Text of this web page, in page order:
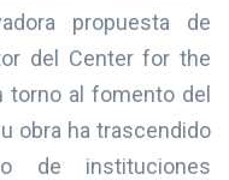
propuesta de
del Center for the
torno al fomento del
obra ha trascendido
de instituciones